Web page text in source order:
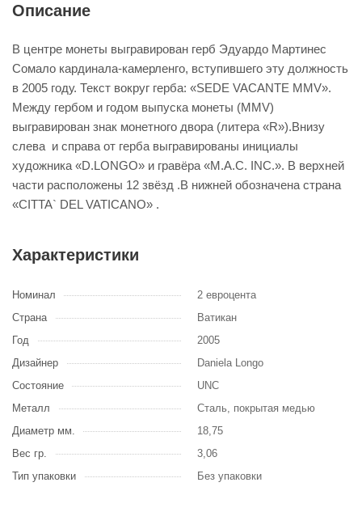
Описание
В центре монеты выгравирован герб Эдуардо Мартинес
Сомало кардинала-камерленго, вступившего эту должность
в 2005 году. Текст вокруг герба: «SEDE VACANTE MMV».
Между гербом и годом выпуска монеты (MMV)
выгравирован знак монетного двора (литера «R»).Внизу
слева и справа от герба выгравированы инициалы
художника «D.LONGO» и гравёра «M.A.C. INC.». В верхней
части расположены 12 звёзд .В нижней обозначена страна
«CITTA` DEL VATICANO» .
Характеристики
Номинал
2 евроцента
Страна
Ватикан
Год
2005
Дизайнер
Daniela Longo
Состояние
UNC
Металл
Сталь, покрытая медью
Диаметр мм.
18,75
Вес гр.
3,06
Тип упаковки
Без упаковки